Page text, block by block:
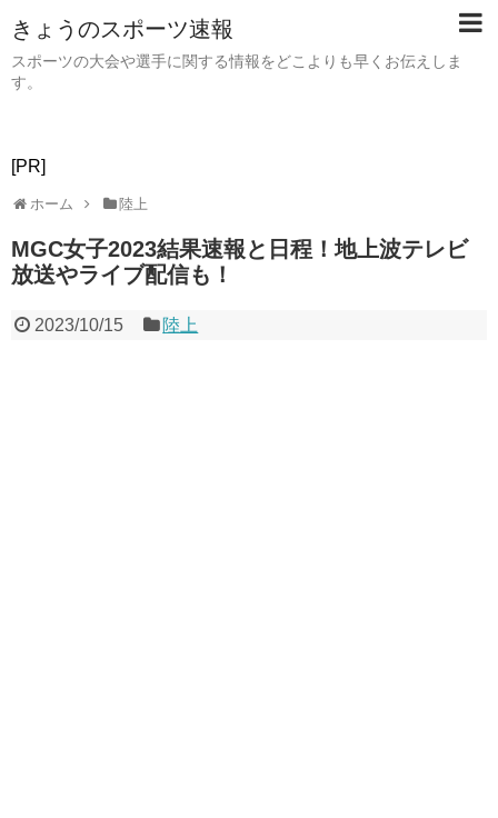
きょうのスポーツ速報
スポーツの大会や選手に関する情報をどこよりも早くお伝えしま
す。
[PR]
ホーム 陸上
MGC女子2023結果速報と日程！地上波テレビ
放送やライブ配信も！
2023/10/15 陸上